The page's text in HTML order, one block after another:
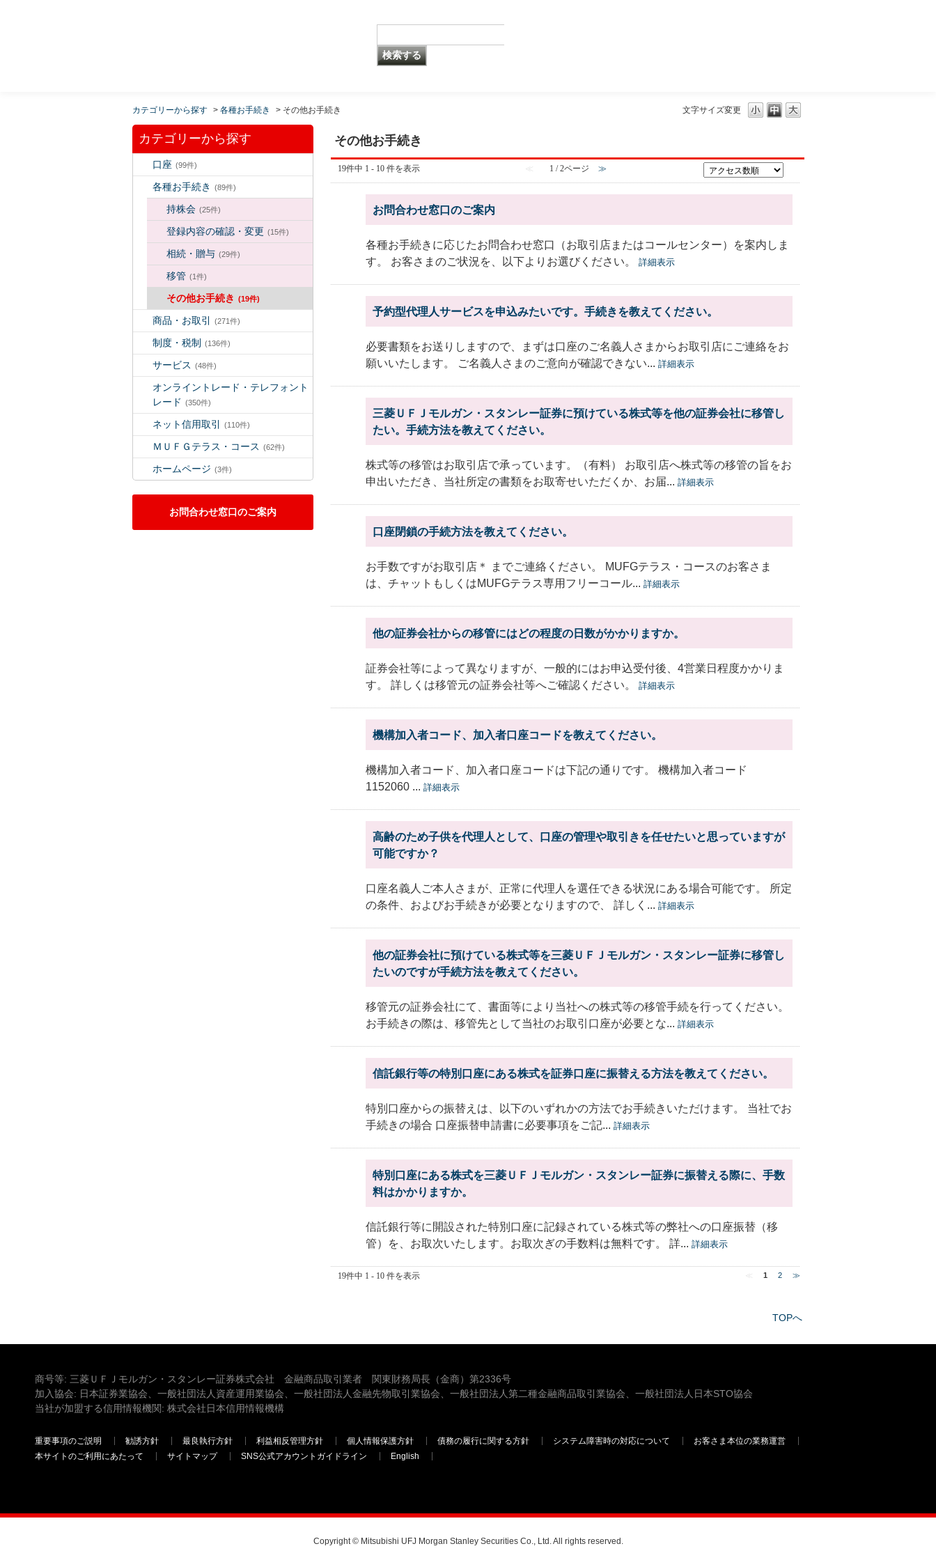
文字サイズ変更
カテゴリーから探す > 各種お手続き > その他お手続き
カテゴリーから探す
口座 (99件)
各種お手続き (89件)
持株会 (25件)
登録内容の確認・変更 (15件)
相続・贈与 (29件)
移管 (1件)
その他お手続き (19件)
商品・お取引 (271件)
制度・税制 (136件)
サービス (48件)
オンライントレード・テレフォント
レード (350件)
ネット信用取引 (110件)
ＭＵＦＧテラス・コース (62件)
ホームページ (3件)
お問合わせ窓口のご案内
その他お手続き
19件中 1 - 10 件を表示 ≪ 1 / 2ページ ≫
お問合わせ窓口のご案内
各種お手続きに応じたお問合わせ窓口（お取引店またはコールセンター）を案内しま
す。 お客さまのご状況を、以下よりお選びください。
詳細表示
予約型代理人サービスを申込みたいです。手続きを教えてください。
必要書類をお送りしますので、まずは口座のご名義人さまからお取引店にご連絡をお
願いいたします。 ご名義人さまのご意向が確認できない... 詳細表示
三菱ＵＦＪモルガン・スタンレー証券に預けている株式等を他の証券会社に移管し
たい。手続方法を教えてください。
株式等の移管はお取引店で承っています。（有料） お取引店へ株式等の移管の旨をお
申出いただき、当社所定の書類をお取寄せいただくか、お届... 詳細表示
口座閉鎖の手続方法を教えてください。
お手数ですがお取引店＊ までご連絡ください。 MUFGテラス・コースのお客さま
は、チャットもしくはMUFGテラス専用フリーコール... 詳細表示
他の証券会社からの移管にはどの程度の日数がかかりますか。
証券会社等によって異なりますが、一般的にはお申込受付後、4営業日程度かかりま
す。 詳しくは移管元の証券会社等へご確認ください。
詳細表示
機構加入者コード、加入者口座コードを教えてください。
機構加入者コード、加入者口座コードは下記の通りです。 機構加入者コード
1152060 ... 詳細表示
高齢のため子供を代理人として、口座の管理や取引きを任せたいと思っていますが
可能ですか？
口座名義人ご本人さまが、正常に代理人を選任できる状況にある場合可能です。 所定
の条件、およびお手続きが必要となりますので、 詳しく... 詳細表示
他の証券会社に預けている株式等を三菱ＵＦＪモルガン・スタンレー証券に移管し
たいのですが手続方法を教えてください。
移管元の証券会社にて、書面等により当社への株式等の移管手続を行ってください。
お手続きの際は、移管先として当社のお取引口座が必要とな... 詳細表示
信託銀行等の特別口座にある株式を証券口座に振替える方法を教えてください。
特別口座からの振替えは、以下のいずれかの方法でお手続きいただけます。 当社でお
手続きの場合 口座振替申請書に必要事項をご記... 詳細表示
特別口座にある株式を三菱ＵＦＪモルガン・スタンレー証券に振替える際に、手数
料はかかりますか。
信託銀行等に開設された特別口座に記録されている株式等の弊社への口座振替（移
管）を、お取次いたします。お取次ぎの手数料は無料です。 詳... 詳細表示
19件中 1 - 10 件を表示 1 2 ≫
TOPへ
商号等: 三菱ＵＦＪモルガン・スタンレー証券株式会社 金融商品取引業者 関東財務局長（金商）第2336号
加入協会: 日本証券業協会、一般社団法人資産運用業協会、一般社団法人金融先物取引業協会、一般社団法人第二種金融商品取引業協会、一般社団法人日本STO協会
当社が加盟する信用情報機関: 株式会社日本信用情報機構
重要事項のご説明 勧誘方針 最良執行方針 利益相反管理方針 個人情報保護方針 債務の履行に関する方針 システム障害時の対応について
お客さま本位の業務運営
本サイトのご利用にあたって
サイトマップ SNS公式アカウントガイドライン English
Copyright © Mitsubishi UFJ Morgan Stanley Securities Co., Ltd. All rights reserved.